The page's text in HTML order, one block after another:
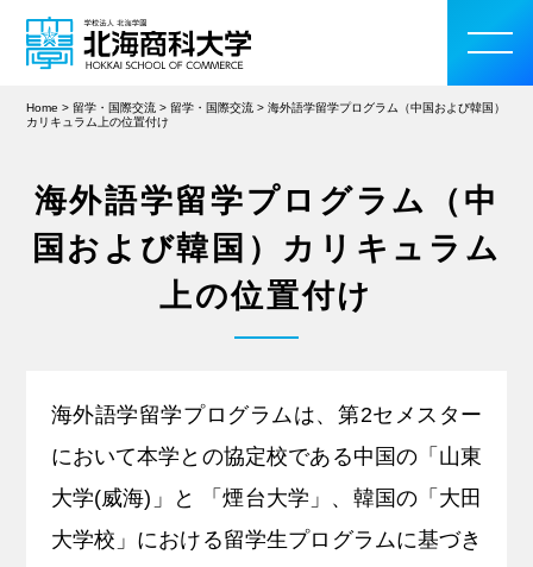
大学案内
教育・研究活動
学生生活
留学・国際交流
Home >留学・国際交流 >留学・国際交流 >海外語学留学プログラム（中国および韓国）
カリキュラム上の位置付け
海外語学留学プログラム（中
国および韓国）カリキュラム
上の位置付け
海外語学留学プログラムは、第2セメスター
において本学との協定校である中国の「山東
大学(威海)」と 「煙台大学」、韓国の「大田
大学校」における留学生プログラムに基づき